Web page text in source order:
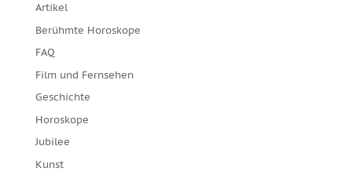
Artikel
Berühmte Horoskope
FAQ
Film und Fernsehen
Geschichte
Horoskope
Jubilee
Kunst